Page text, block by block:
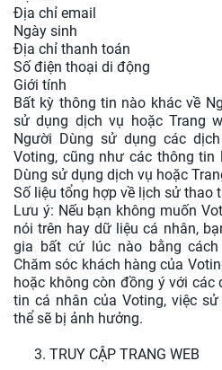
Địa chỉ email
Ngày sinh
Địa chỉ thanh toán
Số điện thoại di động
Giới tính
Bất kỳ thông tin nào khác về
sử dụng dịch vụ hoặc Trang
Người Dùng sử dụng các
Voting, cũng như các thông tin
Dùng sử dụng dịch vụ hoặc
Số liệu tổng hợp về lịch sử thao
Lưu ý: Nếu bạn không muốn
nói trên hay dữ liệu cá nhân,
gia bất cứ lúc nào bằng
Chăm sóc khách hàng của
hoặc không còn đồng ý với các
tin cá nhân của Voting, việc
thể sẽ bị ảnh hưởng.
TRUY CẬP TRANG WEB